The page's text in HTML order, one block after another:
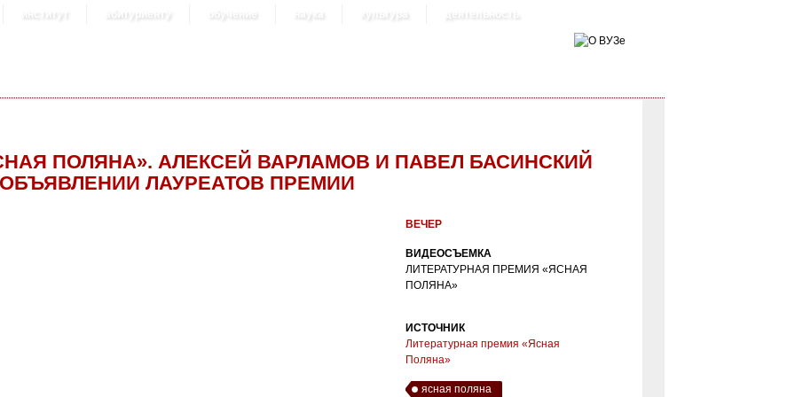
институт абитуриенту обучение наука культура деятельность
ПОЛЯНА». АЛЕКСЕЙ ВАРЛАМОВ И ПАВЕЛ БАСИНСКИЙ
ЛАУРЕАТОВ ПРЕМИИ
ВЕЧЕР
ВИДЕОСЪЕМКА
ЛИТЕРАТУРНАЯ ПРЕМИЯ «ЯСНАЯ
ПОЛЯНА»
ИСТОЧНИК
Литературная премия «Ясная
Поляна»
ясная поляна